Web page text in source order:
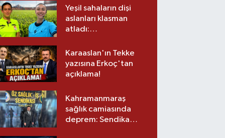
Yeşil sahaların dişi
aslanları klasman
atladı:
üst lige iki transfer!
Karaaslan'ın Tekke
yazısına Erkoç'tan
açıklama!
Kahramanmaraş
sağlık camiasında
deprem: Sendika